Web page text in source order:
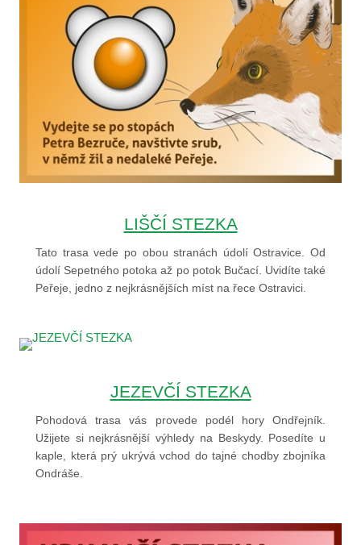
LIŠČÍ STEZKA
Tato trasa vede po obou stranách údolí Ostravice. Od
údolí Sepetného potoka až po potok Bučací. Uvidíte také
Peřeje, jedno z nejkrásnějších míst na řece Ostravici.
JEZEVČÍ STEZKA
Pohodová trasa vás provede podél hory Ondřejník.
Užijete si nejkrásnější výhledy na Beskydy. Posedíte u
kaple, která prý ukrývá vchod do tajné chodby zbojníka
Ondráše.